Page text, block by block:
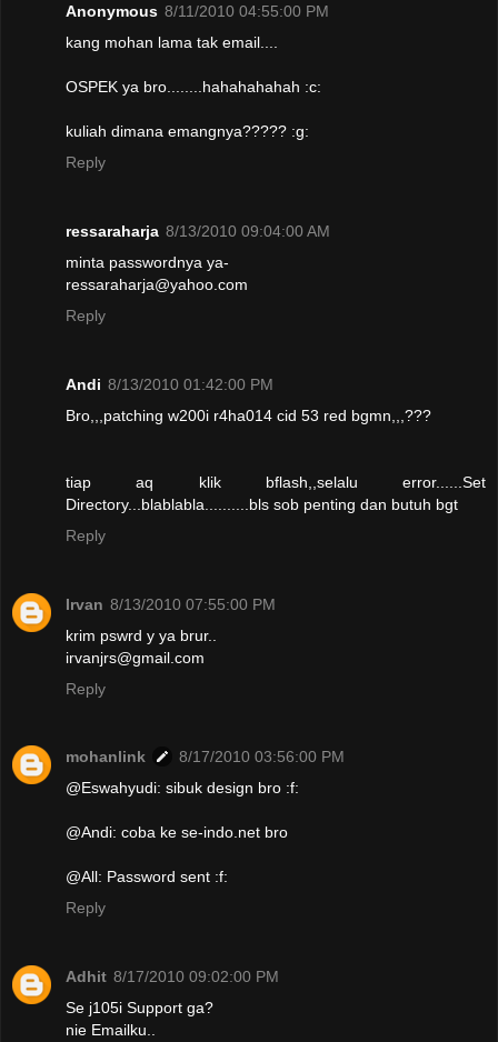
Anonymous 8/11/2010 04:55:00 PM
kang mohan lama tak email....
OSPEK ya bro........hahahahahah :c:
kuliah dimana emangnya????? :g:
Reply
ressaraharja 8/13/2010 09:04:00 AM
minta passwordnya ya-
ressaraharja@yahoo.com
Reply
Andi 8/13/2010 01:42:00 PM
Bro,,,patching w200i r4ha014 cid 53 red bgmn,,,???
tiap aq klik bflash,,selalu error......Set
Directory...blablabla..........bls sob penting dan butuh bgt
Reply
Irvan 8/13/2010 07:55:00 PM
krim pswrd y ya brur..
irvanjrs@gmail.com
Reply
mohanlink
8/17/2010 03:56:00 PM
@Eswahyudi: sibuk design bro :f:
@Andi: coba ke se-indo.net bro
@All: Password sent :f:
Reply
Adhit 8/17/2010 09:02:00 PM
Se j105i Support ga?
nie Emailku..